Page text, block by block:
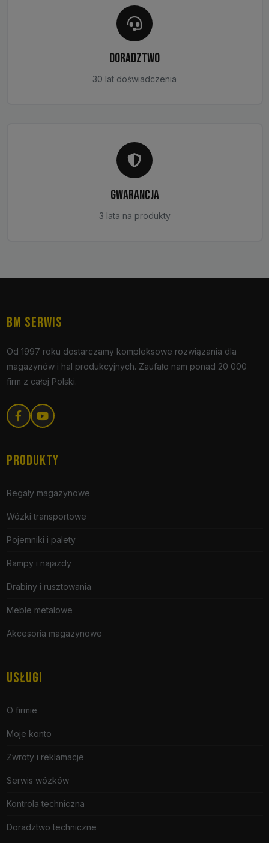
DORADZTWO
30 lat doświadczenia
GWARANCJA
3 lata na produkty
BM SERWIS
Od 1997 roku dostarczamy kompleksowe rozwiązania dla
magazynów i hal produkcyjnych. Zaufało nam ponad 20 000
firm z całej Polski.
PRODUKTY
Regały magazynowe
Wózki transportowe
Pojemniki i palety
Rampy i najazdy
Drabiny i rusztowania
Meble metalowe
Akcesoria magazynowe
USŁUGI
O firmie
Moje konto
Zwroty i reklamacje
Serwis wózków
Kontrola techniczna
Doradztwo techniczne